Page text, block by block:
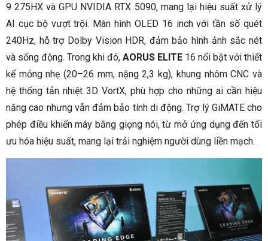
9 275HX và GPU NVIDIA RTX 5090, mang lại hiệu suất xử lý
AI cục bộ vượt trội. Màn hình OLED 16 inch với tần số quét
240Hz, hỗ trợ Dolby Vision HDR, đảm bảo hình ảnh sắc nét
và sống động. Trong khi đó, AORUS ELITE 16 nổi bật với thiết
kế mỏng nhẹ (20–26 mm, nặng 2,3 kg), khung nhôm CNC và
hệ thống tản nhiệt 3D VortX, phù hợp cho những ai cần hiệu
năng cao nhưng vẫn đảm bảo tính di động. Trợ lý GiMATE cho
phép điều khiển máy bằng giọng nói, từ mở ứng dụng đến tối
ưu hóa hiệu suất, mang lại trải nghiệm người dùng liền mạch.